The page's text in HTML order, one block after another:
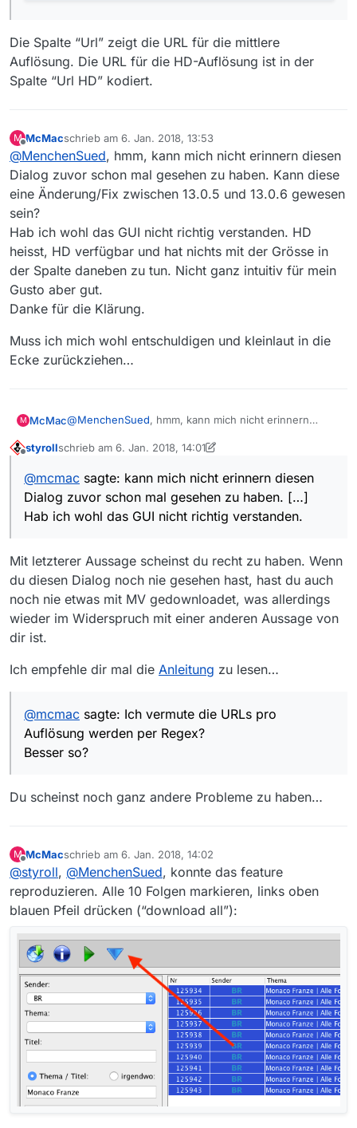
Die Spalte “Url” zeigt die URL für die mittlere
Auflösung. Die URL für die HD-Auflösung ist in der
Spalte “Url HD” kodiert.
M
Offline
McMacschrieb am 6. Jan. 2018, 13:53
zuletzt editiert von
@MenchenSued, hmm, kann mich nicht erinnern diesen
Dialog zuvor schon mal gesehen zu haben. Kann diese
eine Änderung/Fix zwischen 13.0.5 und 13.0.6 gewesen
sein?
Hab ich wohl das GUI nicht richtig verstanden. HD
heisst, HD verfügbar und hat nichts mit der Grösse in
der Spalte daneben zu tun. Nicht ganz intuitiv für mein
Gusto aber gut.
Danke für die Klärung.
Muss ich mich wohl entschuldigen und kleinlaut in die
Ecke zurückziehen…
M McMac@MenchenSued, hmm, kann mich nicht erinnern
Kann diese eine Änderung/Fix zwischen 13.0.5 und
Hab ich wohl das GUI nicht richtig verstanden. HD
heisst, HD verfügbar und hat nichts mit der Grösse in
der Spalte daneben zu tun. Nicht ganz intuitiv für mein
Gusto aber gut.
Muss ich mich wohl entschuldigen und kleinlaut in die
styrollschrieb am 6. Jan. 2018, 14:01
zuletzt editiert von styroll1. Juni 2018, 15:03
@mcmac sagte: kann mich nicht erinnern diesen
Dialog zuvor schon mal gesehen zu haben. […]
Hab ich wohl das GUI nicht richtig verstanden.
Mit letzterer Aussage scheinst du recht zu haben. Wenn
du diesen Dialog noch nie gesehen hast, hast du auch
noch nie etwas mit MV gedownloadet, was allerdings
wieder im Widerspruch mit einer anderen Aussage von
dir ist.
Ich empfehle dir mal die Anleitung zu lesen…
@mcmac sagte: Ich vermute die URLs pro
Auflösung werden per Regex?
Besser so?
Du scheinst noch ganz andere Probleme zu haben…
M
Offline
McMacschrieb am 6. Jan. 2018, 14:02
zuletzt editiert von
@styroll, @MenchenSued, konnte das feature
reproduzieren. Alle 10 Folgen markieren, links oben
blauen Pfeil drücken (“download all”):